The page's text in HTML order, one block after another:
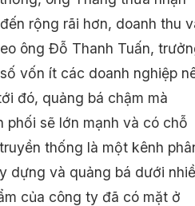
rộng rãi hơn, doanh thu
ông Đỗ Thanh Tuấn,
vốn ít các doanh nghiệp
đó, quảng bá chậm mà
phối sẽ lớn mạnh và có chỗ
thống là một kênh
dựng và quảng bá dưới
của công ty đã có mặt ở